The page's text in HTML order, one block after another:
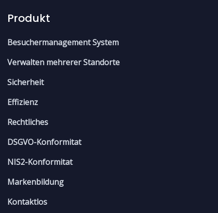
Produkt
Besuchermanagement System
Verwalten mehrerer Standorte
Sicherheit
Effizienz
Rechtliches
DSGVO-Konformitat
NIS2-Konformitat
Markenbildung
Kontaktlos